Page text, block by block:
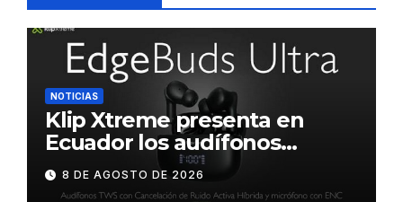
NOTICIAS
Klip Xtreme presenta en
Ecuador los audífonos
DynaBuds con sonido
inteligente y control táctil
8 DE AGOSTO DE 2026